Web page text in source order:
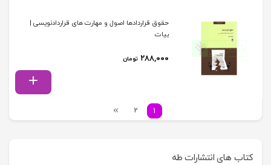
حقوق قراردادها اصول و مهارت های قراردادنویسی |
بیات
۲۸۸,۰۰۰ تومان
1
2
کتاب های انتشارات طه